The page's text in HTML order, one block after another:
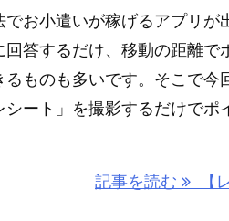
お小遣いが稼げるアプリが
回答するだけ、移動の距離で
ものも多いです。そこで今
シート」を撮影するだけでポ
記事を読む 【